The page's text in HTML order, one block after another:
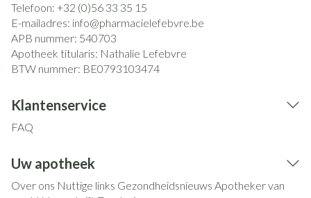
Telefoon: +32 (0)56 33 35 15
E-mailadres: info@pharmacielefebvre.be
APB nummer: 540703
Apotheek titularis: Nathalie Lefebvre
BTW nummer: BE0793103474
Klantenservice
FAQ
Uw apotheek
Over ons Nuttige links Gezondheidsnieuws Apotheker van